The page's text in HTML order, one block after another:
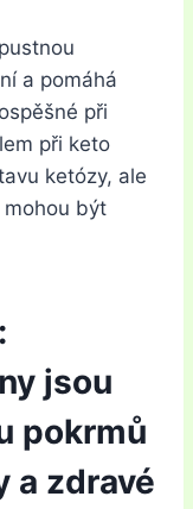
a pomáhá
při
při keto
ketózy, ale
být
jsou
pokrmů
a zdravé